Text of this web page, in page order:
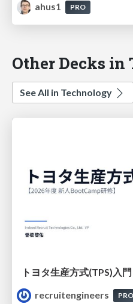
ahus1
PRO
Other Decks in
See All in Technology
トヨタ⽣産⽅式(TPS)⼊⾨
recruitengineers
PRO